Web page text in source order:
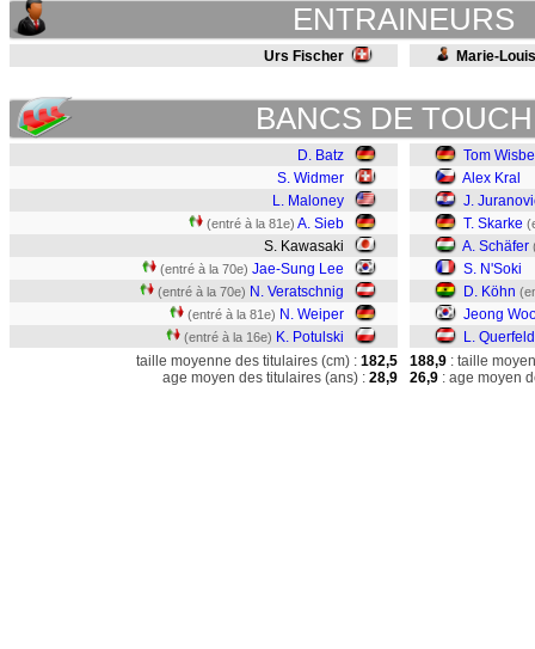
ENTRAINEURS
Urs Fischer Marie-
BANCS DE
D. Batz
S. Widmer
L. Maloney
(entré à la 81e) A. Sieb
S. Kawasaki
(entré à la 70e) Jae-Sung Lee
(entré à la 70e) N. Veratschnig
(entré à la 81e) N. Weiper
(entré à la 16e) K. Potulski
Tom
Alex Kral
J.
T. Skarke
A. Schäfer
S. N'Soki
D. Köhn
Jeong
L. Querfeld
taille moyenne des titulaires (cm) : 182,5
age moyen des titulaires (ans) : 28,9
188,9 : taille
26,9 : age moyen